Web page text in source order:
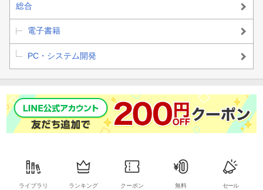
総合
電子書籍
PC・システム開発
ライブラリ ランキング クーポン 無料 セール